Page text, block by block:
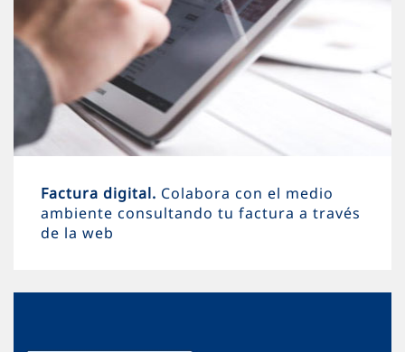
Factura digital. Colabora con el medio
ambiente consultando tu factura a través
de la web